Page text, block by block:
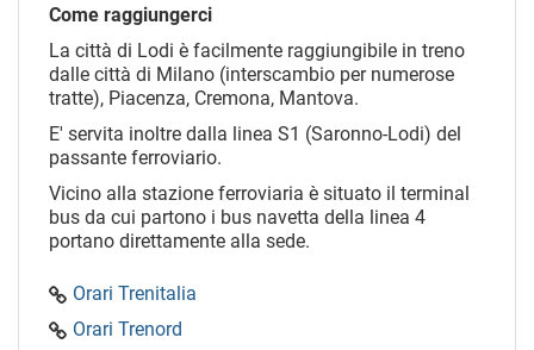
Come raggiungerci
La città di Lodi è facilmente raggiungibile in treno
dalle città di Milano (interscambio per numerose
tratte), Piacenza, Cremona, Mantova.
E' servita inoltre dalla linea S1 (Saronno-Lodi) del
passante ferroviario.
Vicino alla stazione ferroviaria è situato il terminal
bus da cui partono i bus navetta della linea 4
portano direttamente alla sede.
Orari Trenitalia
Orari Trenord